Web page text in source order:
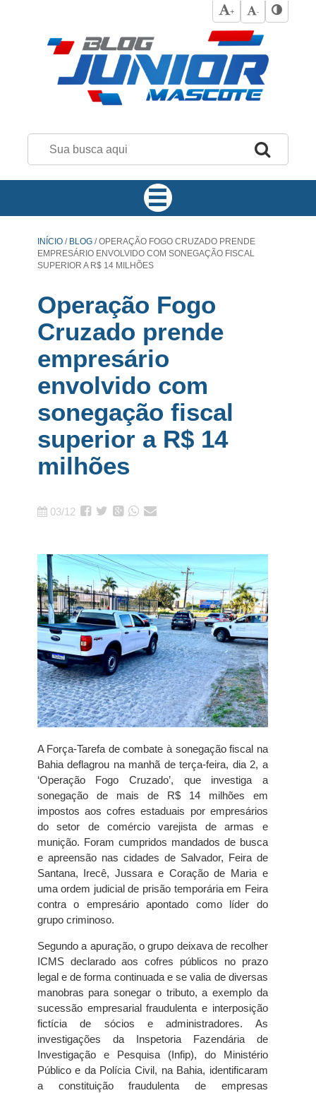
+ -
INÍCIO / BLOG /OPERAÇÃO FOGO CRUZADO PRENDE
EMPRESÁRIO ENVOLVIDO COM SONEGAÇÃO FISCAL
SUPERIOR A R$ 14 MILHÕES
Operação Fogo
Cruzado prende
empresário
envolvido com
sonegação fiscal
superior a R$ 14
milhões
03/12
A Força-Tarefa de combate à sonegação fiscal na
Bahia deflagrou na manhã de terça-feira, dia 2, a
‘Operação Fogo Cruzado’, que investiga a
sonegação de mais de R$ 14 milhões em
impostos aos cofres estaduais por empresários
do setor de comércio varejista de armas e
munição. Foram cumpridos mandados de busca
e apreensão nas cidades de Salvador, Feira de
Santana, Irecê, Jussara e Coração de Maria e
uma ordem judicial de prisão temporária em Feira
contra o empresário apontado como líder do
grupo criminoso.
Segundo a apuração, o grupo deixava de recolher
ICMS declarado aos cofres públicos no prazo
legal e de forma continuada e se valia de diversas
manobras para sonegar o tributo, a exemplo da
sucessão empresarial fraudulenta e interposição
fictícia de sócios e administradores. As
investigações da Inspetoria Fazendária de
Investigação e Pesquisa (Infip), do Ministério
Público e da Polícia Civil, na Bahia, identificaram
a constituição fraudulenta de empresas